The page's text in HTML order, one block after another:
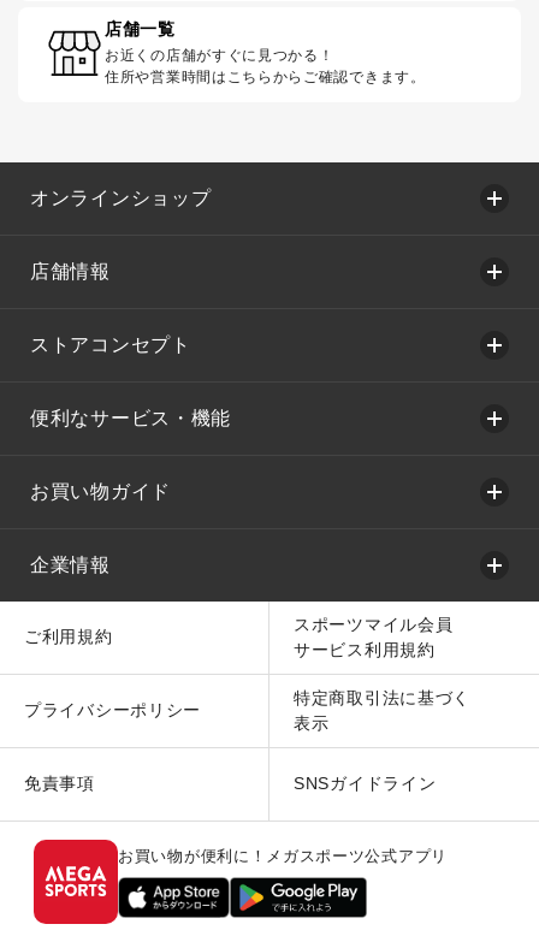
店舗一覧
お近くの店舗がすぐに見つかる！
住所や営業時間はこちらからご確認できます。
オンラインショップ
店舗情報
ストアコンセプト
便利なサービス・機能
お買い物ガイド
企業情報
ご利用規約
スポーツマイル会員
サービス利用規約
プライバシーポリシー
特定商取引法に基づく
表示
免責事項 SNSガイドライン
お買い物が便利に！メガスポーツ公式アプリ